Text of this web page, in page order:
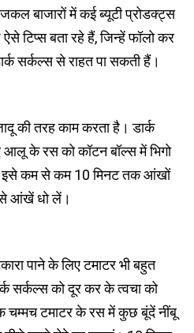
बाजारों में कई ब्यूटी प्रोडक्ट्स
टिप्स बता रहे हैं, जिन्हें फॉलो कर
सर्कल्स से राहत पा सकती हैं।
की तरह काम करता है। डार्क
आलू के रस को कॉटन बॉल्स में भिगो
कम से कम 10 मिनट तक आंखों
से आंखें धो लें।
पाने के लिए टमाटर भी बहुत
सर्कल्स को दूर कर के त्वचा को
चम्मच टमाटर के रस में कुछ बूंदें नींबू